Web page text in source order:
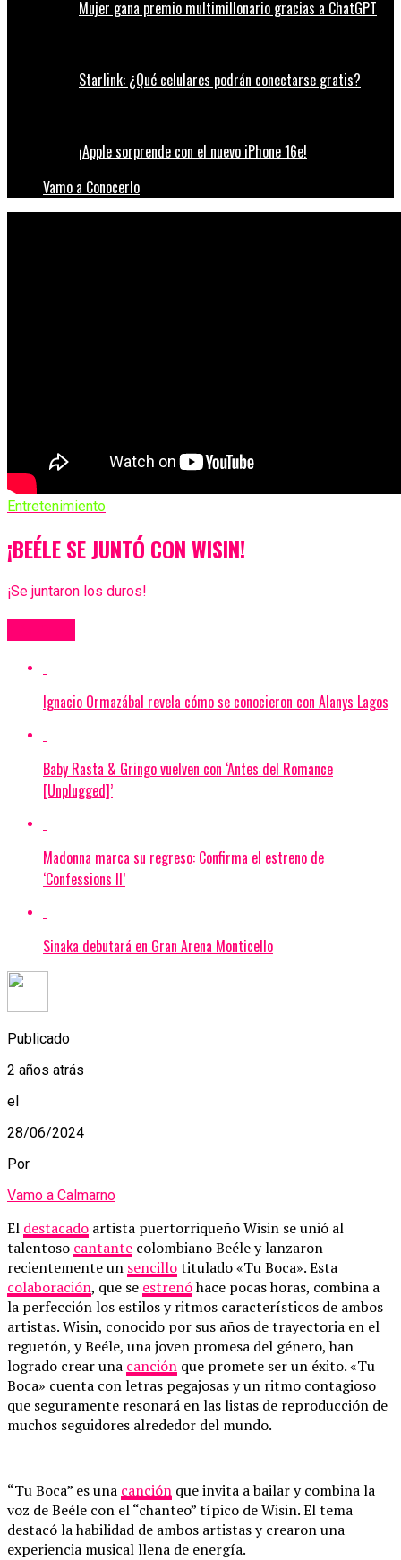
Mujer gana premio multimillonario gracias a ChatGPT
Starlink: ¿Qué celulares podrán conectarse gratis?
¡Apple sorprende con el nuevo iPhone 16e!
Vamo a Conocerlo
Entretenimiento
¡BEÉLE SE JUNTÓ CON WISIN!
¡Se juntaron los duros!
Ignacio Ormazábal revela cómo se conocieron con Alanys Lagos
Baby Rasta & Gringo vuelven con ‘Antes del Romance
[Unplugged]’
Madonna marca su regreso: Confirma el estreno de
‘Confessions II’
Sinaka debutará en Gran Arena Monticello
Publicado
2 años atrás
el
28/06/2024
Por
Vamo a Calmarno
El destacado artista puertorriqueño Wisin se unió al
talentoso cantante colombiano Beéle y lanzaron
recientemente un sencillotitulado «Tu Boca». Esta
colaboración, que se estrenóhace pocas horas, combina a
la perfección los estilos y ritmos característicos de ambos
artistas. Wisin, conocido por sus años de trayectoria en el
reguetón, y Beéle, una joven promesa del género, han
logrado crear una canción que promete ser un éxito. «Tu
Boca» cuenta con letras pegajosas y un ritmo contagioso
que seguramente resonará en las listas de reproducción de
muchos seguidores alrededor del mundo.
“Tu Boca” es una canción que invita a bailar y combina la
voz de Beéle con el “chanteo” típico de Wisin. El tema
destacó la habilidad de ambos artistas y crearon una
experiencia musical llena de energía.